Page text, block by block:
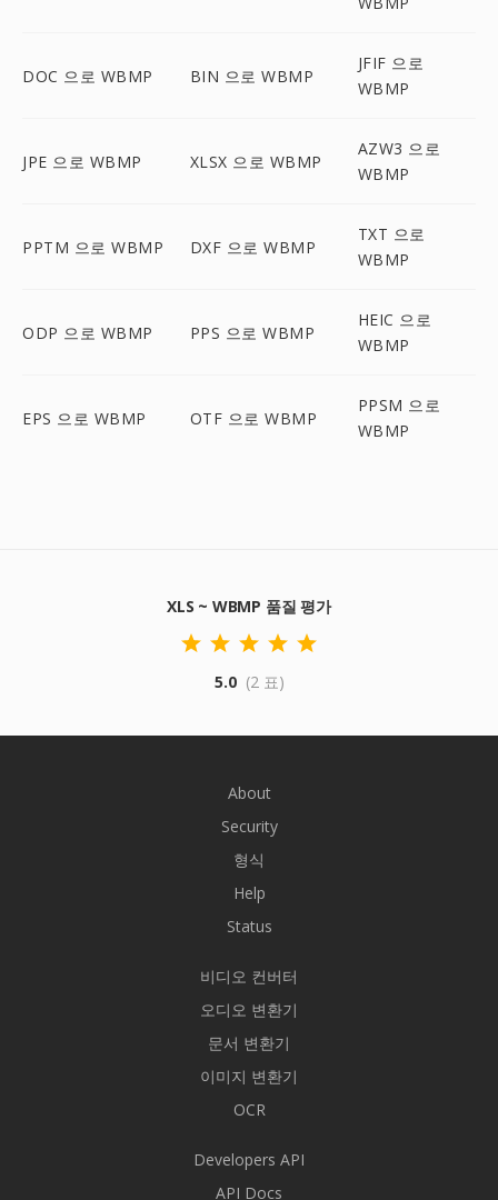
DOC 으로 WBMP BIN 으로 WBMP
JFIF 으로
WBMP
JPE 으로 WBMP XLSX 으로 WBMP
AZW3 으로
WBMP
PPTM 으로 WBMP DXF 으로 WBMP
TXT 으로
WBMP
ODP 으로 WBMP PPS 으로 WBMP
HEIC 으로
WBMP
EPS 으로 WBMP OTF 으로 WBMP
PPSM 으로
WBMP
XLS ~ WBMP 품질 평가
5.0 (2 표)
About
Security
형식
Help
Status
비디오 컨버터
오디오 변환기
문서 변환기
이미지 변환기
OCR
Developers API
API Docs